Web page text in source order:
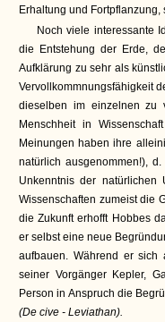
Erhaltung und
Noch viele interessante
die Entstehung der Erde,
Aufklärung zu sehr als
Vervollkommnungsfähigkeit
dieselben im einzelnen
Menschheit in
Meinungen haben ihre
natürlich ausgenommen!),
Unkenntnis der
Wissenschaften zumeist die
die Zukunft erhofft Hobbes
er selbst eine neue
aufbauen. Während er sich
seiner Vorgänger Kepler,
Person in Anspruch die
(De cive - Leviathan).